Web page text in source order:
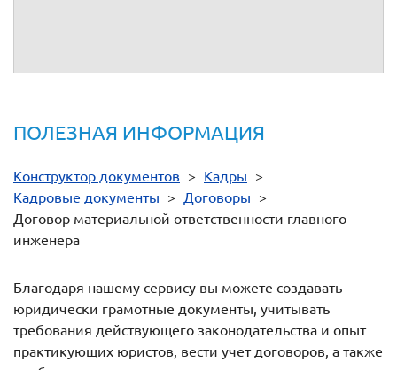
ПОЛЕЗНАЯ ИНФОРМАЦИЯ
Конструктор документов > Кадры >
Кадровые документы > Договоры >
Договор материальной ответственности главного
инженера
Благодаря нашему сервису вы можете создавать
юридически грамотные документы, учитывать
требования действующего законодательства и опыт
практикующих юристов, вести учет договоров, а также